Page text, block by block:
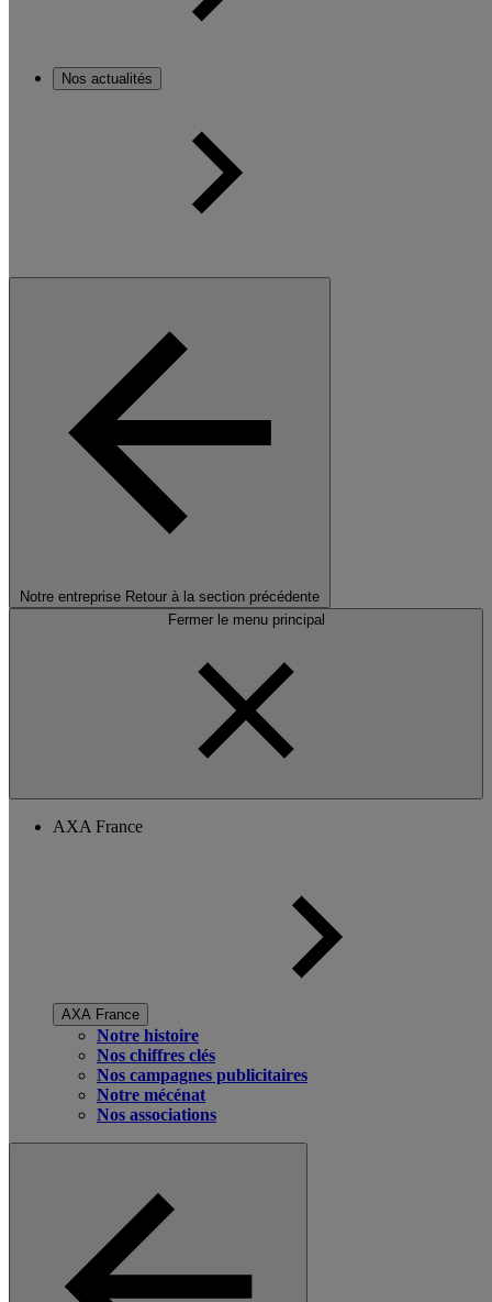
Nos actualités
Notre entreprise Retour à la section précédente
Fermer le menu principal
AXA France
AXA France
Notre histoire
Nos chiffres clés
Nos campagnes publicitaires
Notre mécénat
Nos associations